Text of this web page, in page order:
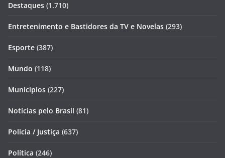
Destaques (1.710)
Entretenimento e Bastidores da TV e Novelas (293)
Esporte (387)
Mundo (118)
Municípios (227)
Notícias pelo Brasil (81)
Policia / Justiça (637)
Política (246)